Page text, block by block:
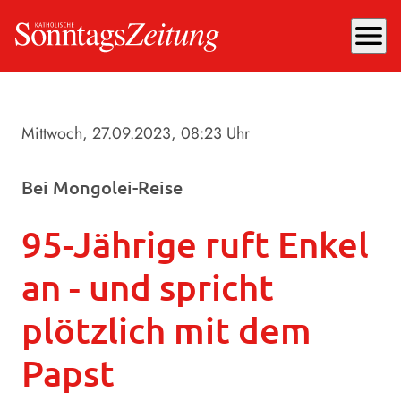
menu
Mittwoch, 27.09.2023, 08:23 Uhr
Bei Mongolei-Reise
95-Jährige ruft Enkel
an - und spricht
plötzlich mit dem
Papst